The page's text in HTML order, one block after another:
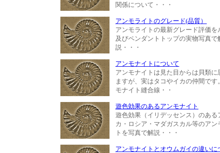
関係について・・・
アンモライトのグレード(品質）
アンモライトの最新グレード評価を
及びペンダントトップの実物写真で
説・・・
アンモナイトについて
アンモナイトは見た目からは貝類に
ますが、実はタコやイカの仲間です
モナイト縫合線・・
遊色効果のあるアンモナイト
遊色効果（イリデッセンス）のある
カ・ロシア・マダガスカル等のアン
トを写真で解説・・・
アンモナイトとオウムガイの違いに